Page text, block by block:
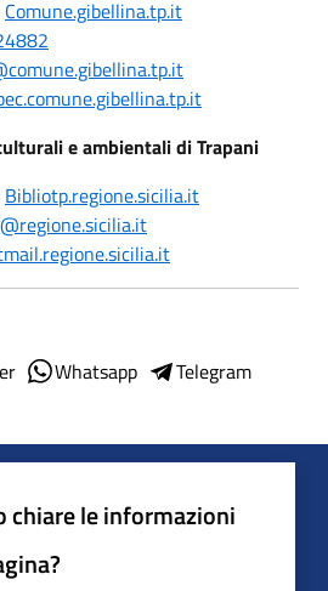
Comune.gibellina.tp.it
e ambientali di Trapani
Bibliotp.regione.sicilia.it
Whatsapp
Telegram
chiare le informazioni